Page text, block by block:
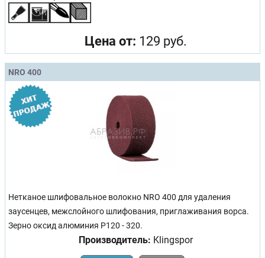
Цена от: 129 руб.
NRO 400
Нетканое шлифовальное волокно NRO 400 для удаления
заусенцев, межслойного шлифования, приглаживания ворса.
Зерно оксид алюминия P120 - 320.
Производитель: Klingspor